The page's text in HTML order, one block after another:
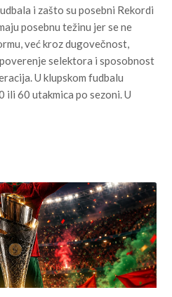
i zašto su posebni Rekordi
posebnu težinu jer se ne
već kroz dugovečnost,
selektora i sposobnost
U klupskom fudbalu
60 utakmica po sezoni. U